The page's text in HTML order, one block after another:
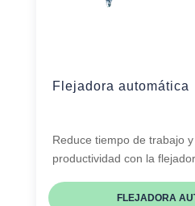
Flejadora automática
Reduce tiempo de trabajo
productividad con la
FLEJADORA